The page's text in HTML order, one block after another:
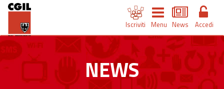
Iscriviti Menu News Accedi
NEWS